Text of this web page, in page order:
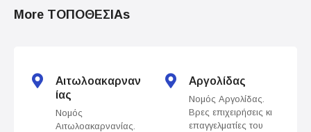
More ΤΟΠΟΘΕΣΙΑs
Αιτωλοακαρναν
ίας
Νομός
Αιτωλοακαρνανίας.
Αργολίδας
Νομός Αργολίδας.
Βρες επιχειρήσεις κι
επαγγελματίες του